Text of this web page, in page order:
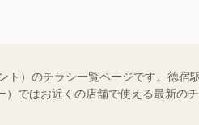
ト）のチラシ一覧ページです。徳
ではお近くの店舗で使える最新の